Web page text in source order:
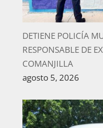
DETIENE POLICÍA
RESPONSABLE DE
COMANJILLA
agosto 5, 2026